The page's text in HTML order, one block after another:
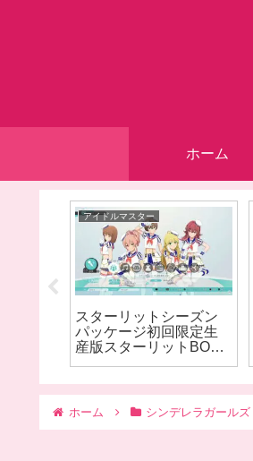
ホーム
アイドルマスター
スターリットシーズン
パッケージ初回限定生
産版スターリットBOX
ホーム シンデレラガールズ